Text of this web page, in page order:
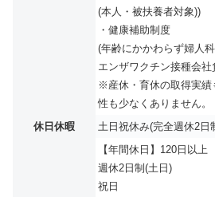
(本人・被扶養者対象))
・健康補助制度
(年齢にかかわらず婦人
エンザワクチン接種会社
※産休・育休の取得実績
性も少なくありません。
休日休暇
土日祝休み(完全週休2日
【年間休日】120日以上
週休2日制(土日)
祝日